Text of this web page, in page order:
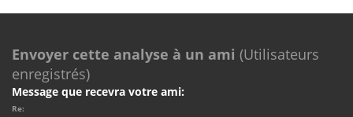
Envoyer cette analyse à un ami (Utilisateurs
enregistrés)
Message que recevra votre ami:
Re: